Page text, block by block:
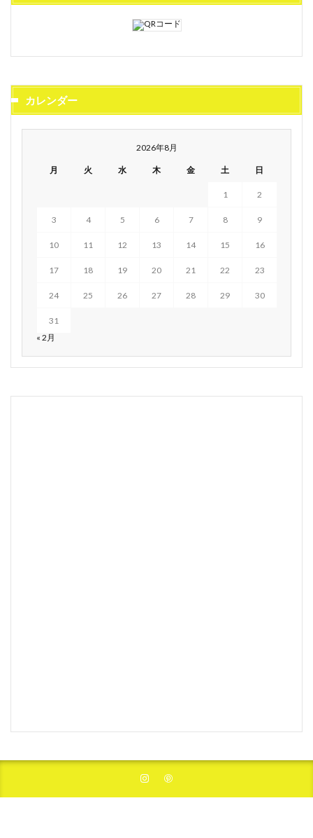
カレンダー
2026年8月
月 火 水 木 金 土 日
1 2
3 4 5 6 7 8 9
10 11 12 13 14 15 16
17 18 19 20 21 22 23
24 25 26 27 28 29 30
31
« 2月